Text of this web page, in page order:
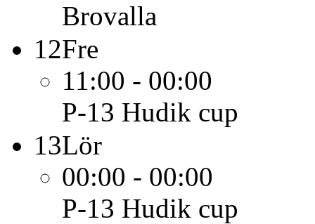
Brovalla
12Fre
11:00 - 00:00
P-13 Hudik cup
13Lör
00:00 - 00:00
P-13 Hudik cup